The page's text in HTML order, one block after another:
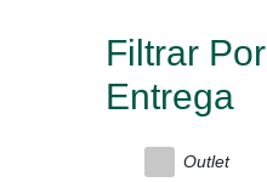
Filtrar Por
Entrega
Outlet